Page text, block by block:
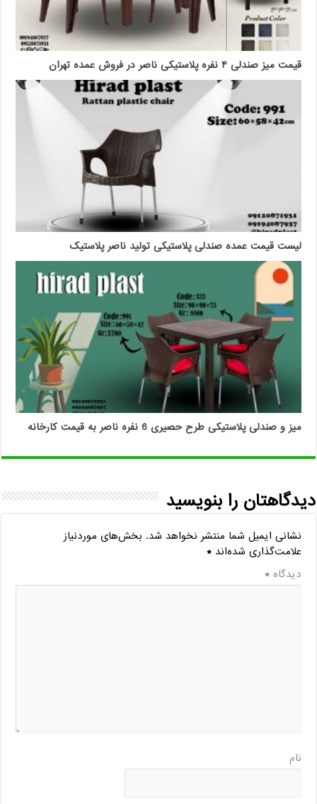
قیمت میز صندلی ۴ نفره پلاستیکی ناصر در فروش عمده تهران
لیست قیمت عمده صندلی پلاستیکی تولید ناصر پلاستیک
میز و صندلی پلاستیکی طرح حصیری 6 نفره ناصر به قیمت کارخانه
دیدگاهتان را بنویسید
نشانی ایمیل شما منتشر نخواهد شد. بخش‌های موردنیاز
علامت‌گذاری شده‌اند*
دیدگاه*
نام